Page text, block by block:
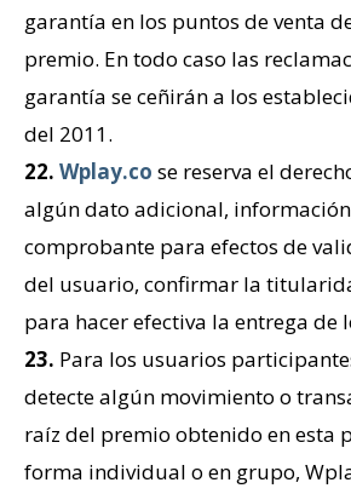
garantía en los puntos de venta
premio. En todo caso las
garantía se ceñirán a los
del 2011.
22. Wplay.co se reserva el
algún dato adicional,
comprobante para efectos de
del usuario, confirmar la
para hacer efectiva la entrega de
23. Para los usuarios
detecte algún movimiento o
raíz del premio obtenido en esta
forma individual o en grupo,